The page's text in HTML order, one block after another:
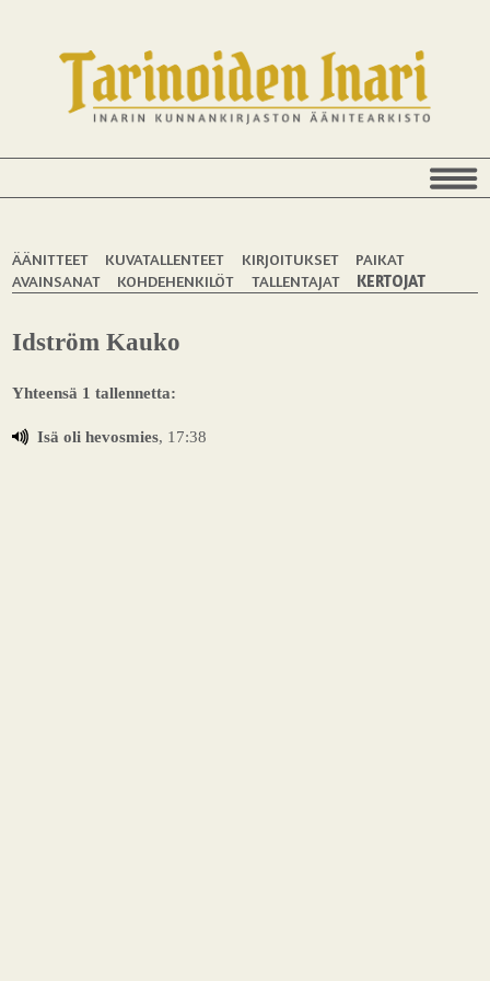
ÄÄNITTEET KUVATALLENTEET KIRJOITUKSET
PAIKAT
AVAINSANAT
KOHDEHENKILÖT TALLENTAJAT KERTOJAT
Idström Kauko
Yhteensä 1 tallennetta:
Isä oli hevosmies, 17:38